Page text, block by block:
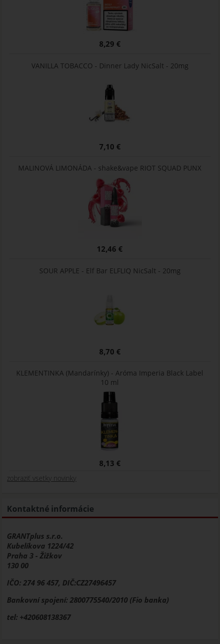
8,29 €
VANILLA TOBACCO - Dinner Lady NicSalt - 20mg
7,10 €
MALINOVÁ LIMONÁDA - shake&vape RIOT SQUAD PUNX
12,46 €
SOUR APPLE - Elf Bar ELFLIQ NicSalt - 20mg
8,70 €
KLEMENTINKA (Mandarínky) - Aróma Imperia Black Label
10 ml
8,13 €
zobraziť vsetky novinky
Kontaktné informácie
GRANTplus s.r.o.
Kubelíkova 1224/42
Praha 3 - Žižkov
130 00
IČO: 274 96 457, DIČ:CZ27496457
Bankovní spojení: 2800775540/2010 (Fio banka)
tel: +420608138367